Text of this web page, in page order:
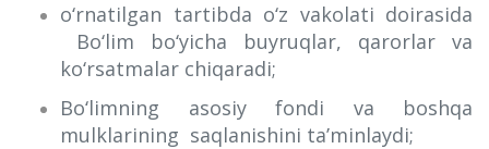
o‘rnatilgan tartibda o‘z vakolati doirasida
Bo‘lim bo‘yicha buyruqlar, qarorlar va
ko‘rsatmalar chiqaradi;
Bo‘limning asosiy fondi va boshqa
mulklarining saqlanishini ta’minlaydi;